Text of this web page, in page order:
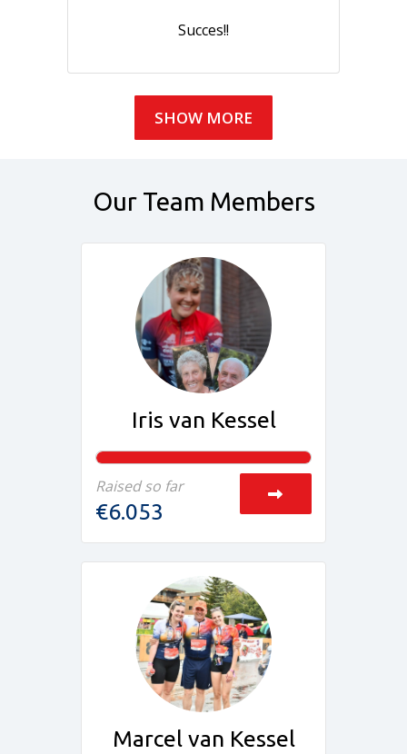
Succes!!
SHOW MORE
Our Team Members
Iris van Kessel
Raised so far
€6.053
Marcel van Kessel